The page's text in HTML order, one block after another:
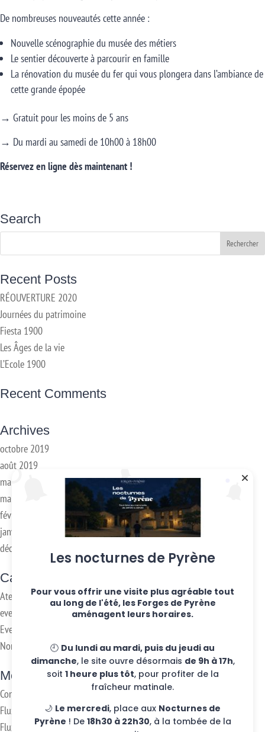
De nombreuses nouveautés cette année :
Nouvelle scénographie du musée des métiers
Le sentier découverte à parcourir en famille
La rénovation du musée du fer qui vous plongera dans l’ambiance de
cette grande épopée
→ Gratuit pour les moins de 5 ans
→ Du mardi au samedi de 10h00 à 18h00
Réservez en ligne dès maintenant !
Search
Recent Posts
RÉOUVERTURE 2020
Journées du patrimoine
Fiesta 1900
Les Âges de la vie
L’Ecole 1900
Recent Comments
Archives
octobre 2019
août 2019
mai 2019
mars 2018
février 2018
janvier 2017
décembre 2016
Categories
Ateliers hebdo
evenements
Eventos
Non classifié(e)
Meta
Connexion
Flux des publications
Flux des commentaires
Les nocturnes de Pyrène
Pour vous offrir une visite plus agréable tout
au long de l'été, les Forges de Pyrène
aménagent leurs horaires.
🕘 Du lundi au mardi, puis du jeudi au
dimanche, le site ouvre désormais de 9h à 17h,
soit 1 heure plus tôt, pour profiter de la
fraîcheur matinale.
🌙 Le mercredi, place aux Nocturnes de
Pyrène ! De 18h30 à 22h30, à la tombée de la